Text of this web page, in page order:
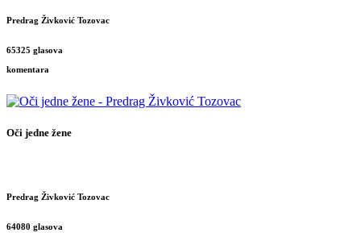
Predrag Živković Tozovac
65325 glasova
komentara
Oči jedne žene
Predrag Živković Tozovac
64080 glasova